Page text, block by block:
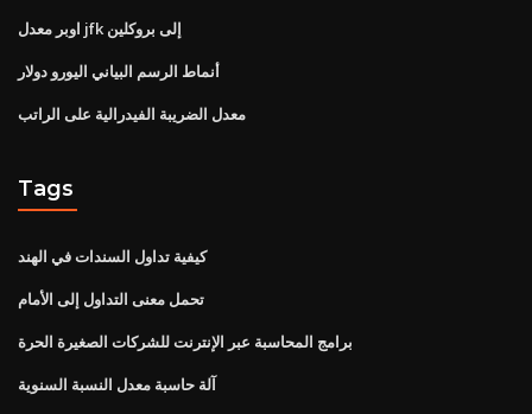
اوبر معدل jfk إلى بروكلين
أنماط الرسم البياني اليورو دولار
معدل الضريبة الفيدرالية على الراتب
Tags
كيفية تداول السندات في الهند
تحمل معنى التداول إلى الأمام
برامج المحاسبة عبر الإنترنت للشركات الصغيرة الحرة
آلة حاسبة معدل النسبة السنوية